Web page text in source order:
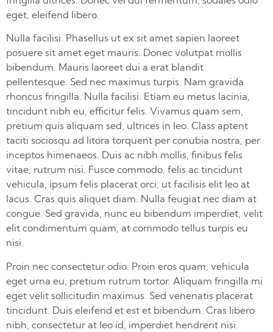
eget, eleifend libero.
Nulla facilisi. Phasellus ut ex sit amet sapien laoreet
posuere sit amet eget mauris. Donec volutpat mollis
bibendum. Mauris laoreet dui a erat blandit
pellentesque. Sed nec maximus turpis. Nam gravida
rhoncus fringilla. Nulla facilisi. Etiam eu metus lacinia,
tincidunt nibh eu, efficitur felis. Vivamus quam sem,
pretium quis aliquam sed, ultrices in leo. Class aptent
taciti sociosqu ad litora torquent per conubia nostra, per
inceptos himenaeos. Duis ac nibh mollis, finibus felis
vitae, rutrum nisi. Fusce commodo, felis ac tincidunt
vehicula, ipsum felis placerat orci, ut facilisis elit leo at
lacus. Cras quis aliquet diam. Nulla feugiat nec diam at
congue. Sed gravida, nunc eu bibendum imperdiet, velit
elit condimentum quam, at commodo tellus turpis eu
nisi.
Proin nec consectetur odio. Proin eros quam, vehicula
eget urna eu, pretium rutrum tortor. Aliquam fringilla mi
eget velit sollicitudin maximus. Sed venenatis placerat
tincidunt. Duis eleifend et est et bibendum. Cras libero
nibh, consectetur at leo id, imperdiet hendrerit nisi.